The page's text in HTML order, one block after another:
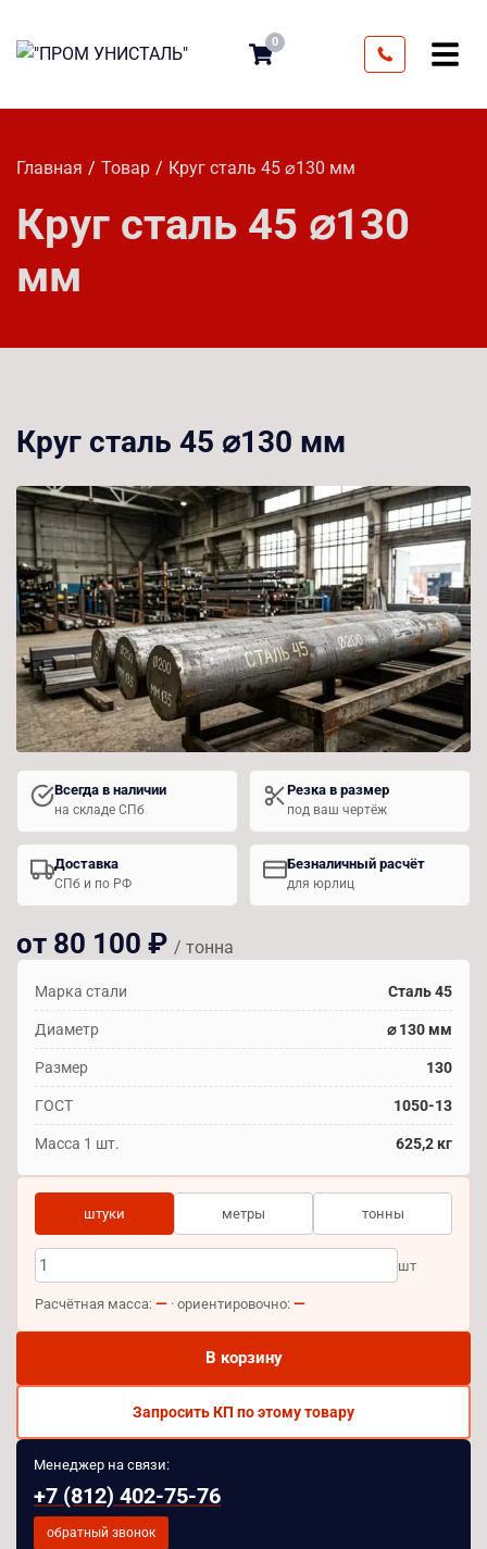
0
Главная Товар Круг сталь 45 ⌀130 мм
Круг сталь 45 ⌀130
мм
Круг сталь 45 ⌀130 мм
Всегда в наличии
на складе СПб
Резка в размер
под ваш чертёж
Доставка
СПб и по РФ
Безналичный расчёт
для юрлиц
от 80 100 ₽ / тонна
Марка стали Сталь 45
Диаметр ⌀ 130 мм
Размер 130
ГОСТ 1050-13
Масса 1 шт. 625,2 кг
штуки метры тонны
шт
Расчётная масса: — · ориентировочно: —
В корзину
Запросить КП по этому товару
Менеджер на связи:
+7 (812) 402-75-76
обратный звонок